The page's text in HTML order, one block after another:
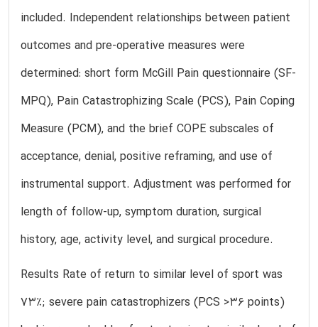
included. Independent relationships between patient
outcomes and pre-operative measures were
determined: short form McGill Pain questionnaire (SF-
MPQ), Pain Catastrophizing Scale (PCS), Pain Coping
Measure (PCM), and the brief COPE subscales of
acceptance, denial, positive reframing, and use of
instrumental support. Adjustment was performed for
length of follow-up, symptom duration, surgical
history, age, activity level, and surgical procedure.
Results Rate of return to similar level of sport was
73%; severe pain catastrophizers (PCS >36 points)